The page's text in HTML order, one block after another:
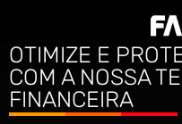
OTIMIZE E
COM A NOSSA
FINANCEIRA